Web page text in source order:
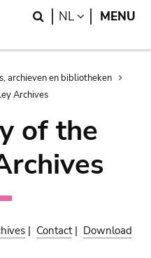
Search
NL LANGUAGE
MENU
archieven en bibliotheken
Archives
of the
| Contact| Download